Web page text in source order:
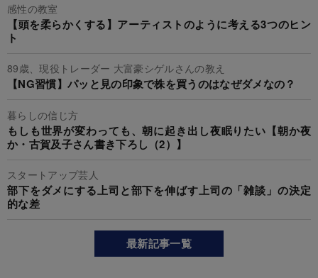
感性の教室
【頭を柔らかくする】アーティストのように考える3つのヒン
ト
89歳、現役トレーダー 大富豪シゲルさんの教え
【NG習慣】パッと見の印象で株を買うのはなぜダメなの？
暮らしの信じ方
もしも世界が変わっても、朝に起き出し夜眠りたい【朝か夜
か・古賀及子さん書き下ろし（2）】
スタートアップ芸人
部下をダメにする上司と部下を伸ばす上司の「雑談」の決定
的な差
最新記事一覧